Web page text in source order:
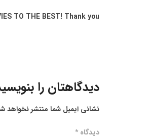
TO THE BEST! Thank you!.
دیدگاهتان را
نشانی ایمیل شما منتشر نخواهد